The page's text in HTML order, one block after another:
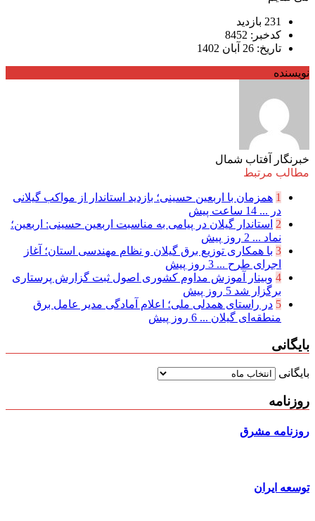
231 بازدید
کدخبر: 8452
تاریخ: 26 آبان 1402
نویسنده
خبرنگار آفتاب شمال
مطالب مرتبط
1 همزمان با اربعین حسینی؛ بازدید استاندار از مواکب گیلانی
در ... 14 ساعت پیش
2 استاندار گیلان در پیامی به مناسبت اربعین حسینی: اربعین؛
نماد ... 2 روز پیش
3 با همکاری توزیع برق گیلان و نظام مهندسی استان؛ آغاز
اجرای طرح ... 3 روز پیش
4 وبینار آموزش مداوم کشوری اصول ثبت گزارش پرستاری
برگزار شد 5 روز پیش
5 در راستای همدلی ملی؛ اعلام آمادگی مدیر عامل برق
منطقه‌ای گیلان ... 6 روز پیش
بایگانی
بایگانی
روزنامه
روزنامه مشرق
توسعه ایران